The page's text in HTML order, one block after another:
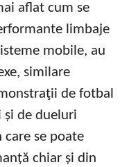
aflat cum se
limbaje
mobile, au
similare
de fotbal
de dueluri
se poate
chiar și din